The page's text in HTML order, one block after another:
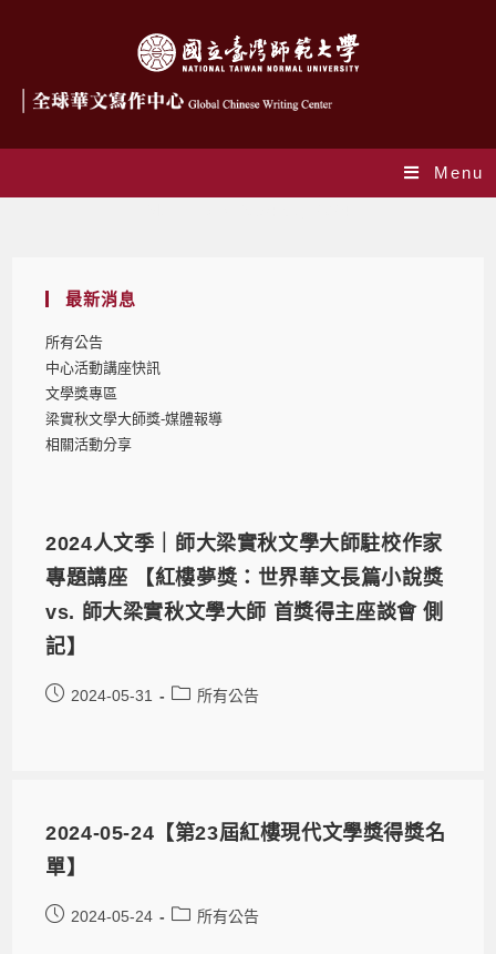
Menu
最新消息
所有公告
中心活動講座快訊
文學獎專區
梁實秋文學大師獎-媒體報導
相關活動分享
2024人文季｜師大梁實秋文學大師駐校作家
專題講座 【紅樓夢獎：世界華文長篇小說獎
vs. 師大梁實秋文學大師 首獎得主座談會 側
記】
2024-05-31 所有公告
2024-05-24【第23屆紅樓現代文學獎得獎名
單】
2024-05-24 所有公告